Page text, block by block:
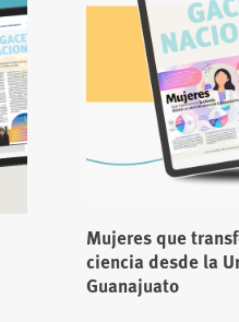
Mujeres que
ciencia desde la
Guanajuato